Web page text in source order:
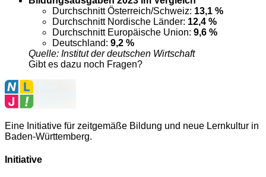
Durchschnitt Österreich/Schweiz: 13,1 %
Durchschnitt Nordische Länder: 12,4 %
Durchschnitt Europäische Union: 9,6 %
Deutschland: 9,2 %
Quelle: Institut der deutschen Wirtschaft
Gibt es dazu noch Fragen?
Eine Initiative für zeitgemäße Bildung und neue Lernkultur in
Baden-Württemberg.
Initiative